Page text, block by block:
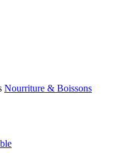
Nourriture & Boissons